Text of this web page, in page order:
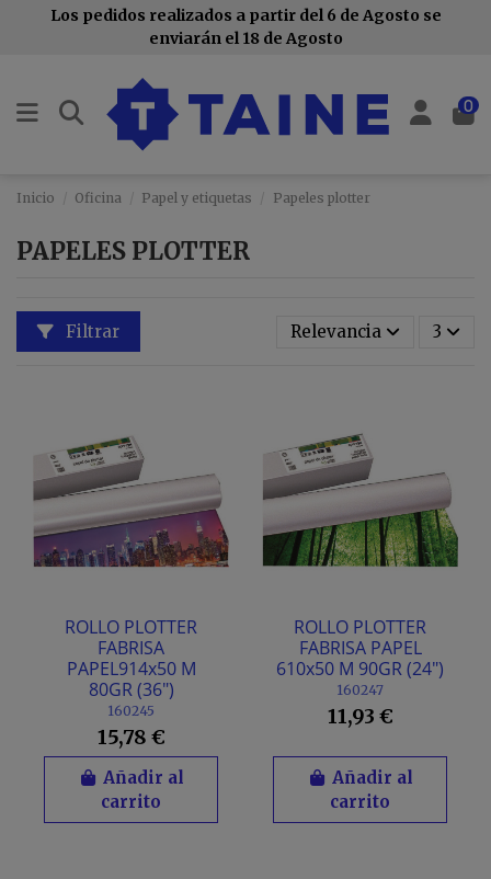
Los pedidos realizados a partir del 6 de Agosto se
enviarán el 18 de Agosto
0
Inicio Oficina Papel y etiquetas Papeles plotter
PAPELES PLOTTER
Filtrar Relevancia 3
ROLLO PLOTTER
FABRISA
PAPEL914x50 M
80GR (36")
160245
15,78 €
Añadir al
carrito
ROLLO PLOTTER
FABRISA PAPEL
610x50 M 90GR (24")
160247
11,93 €
Añadir al
carrito